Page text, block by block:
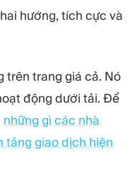
hướng, tích cực và
trên trang giá cả. Nó
động dưới tải. Để
những gì các nhà
tảng giao dịch hiện